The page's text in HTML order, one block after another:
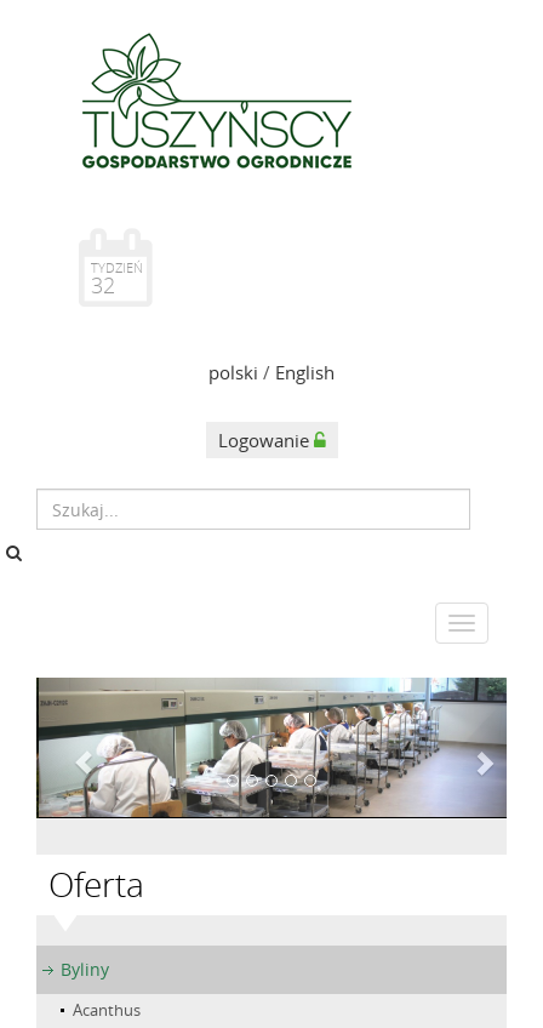
TYDZIEŃ
32
polski / English
Logowanie
Oferta
Byliny
Acanthus